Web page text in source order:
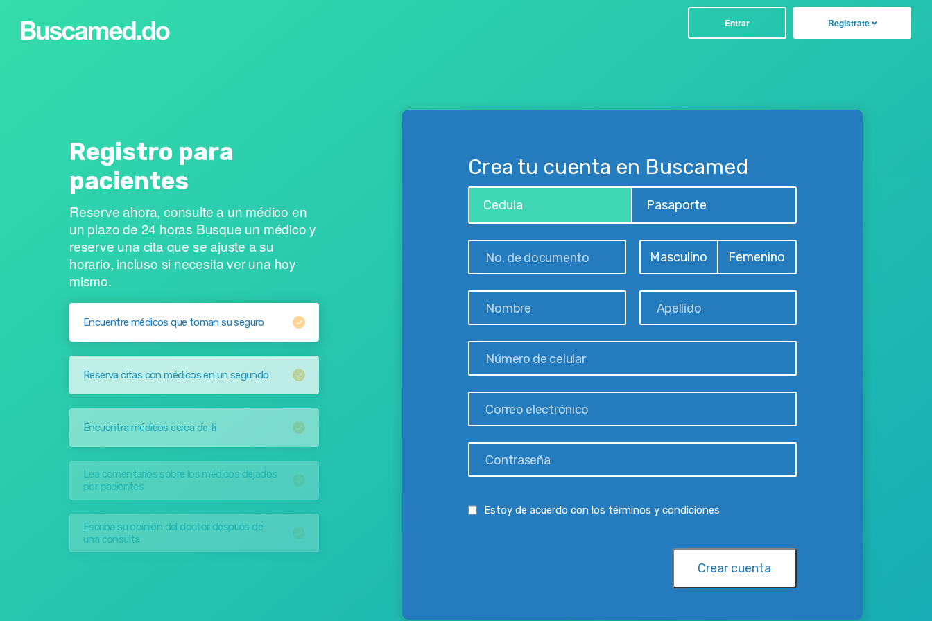
Entrar Registrate
Registro para
pacientes
Reserve ahora, consulte a un médico en
un plazo de 24 horas Busque un médico y
reserve una cita que se ajuste a su
horario, incluso si necesita ver una hoy
mismo.
Encuentre médicos que toman su seguro
Reserva citas con médicos en un segundo
Encuentra médicos cerca de ti
Lea comentarios sobre los médicos dejados
por pacientes
Escriba su opinión del doctor después de
una consulta
Crea tu cuenta en Buscamed
Cedula Pasaporte
Masculino Femenino
Estoy de acuerdo con los términos y condiciones
Crear cuenta